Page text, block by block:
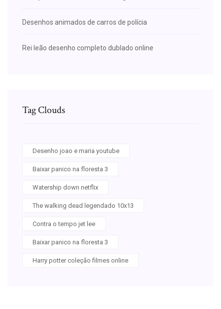
Desenhos animados de carros de polícia
Rei leão desenho completo dublado online
Tag Clouds
Desenho joao e maria youtube
Baixar panico na floresta 3
Watership down netflix
The walking dead legendado 10x13
Contra o tempo jet lee
Baixar panico na floresta 3
Harry potter coleção filmes online